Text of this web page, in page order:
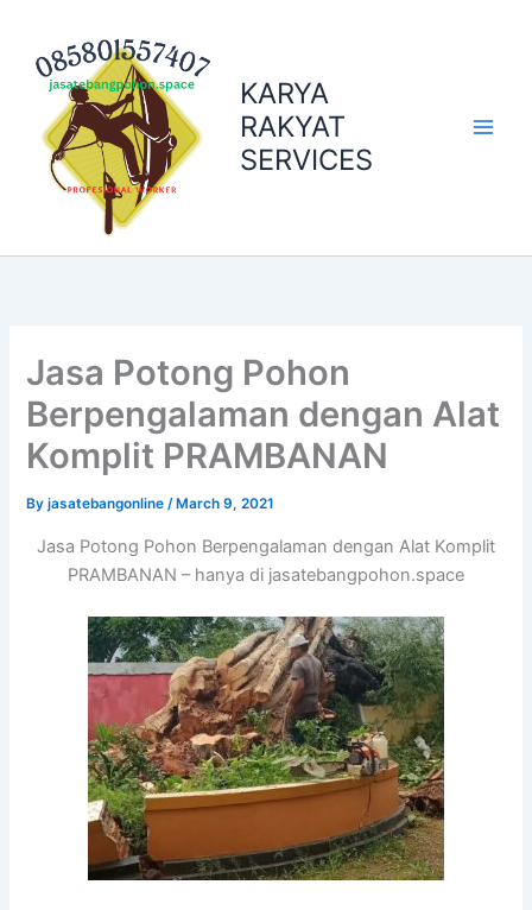
content
KARYA
RAKYAT
SERVICES
Jasa Potong Pohon
Berpengalaman dengan Alat
Komplit PRAMBANAN
Byjasatebangonline/ March 9, 2021
Jasa Potong Pohon Berpengalaman dengan Alat Komplit
PRAMBANAN – hanya di jasatebangpohon.space